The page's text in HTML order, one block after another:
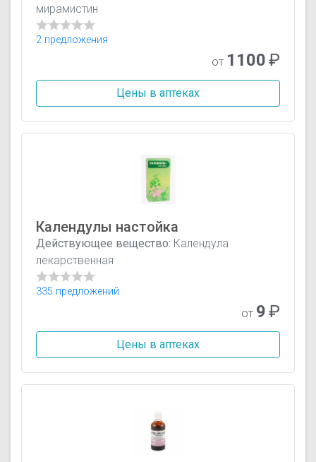
мирамистин
2 предложения
от 1100₽
Цены в аптеках
Календулы настойка
Действующее вещество: Календула
лекарственная
335 предложений
от 9₽
Цены в аптеках